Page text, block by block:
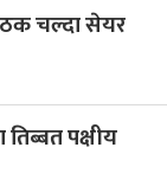
चल्दा सेयर
तिब्बत पक्षीय